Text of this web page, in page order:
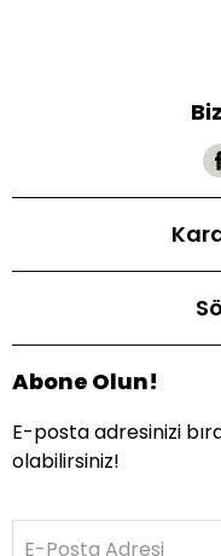
Abone Olun!
E-posta adresinizi
olabilirsiniz!
E-Posta Adresi